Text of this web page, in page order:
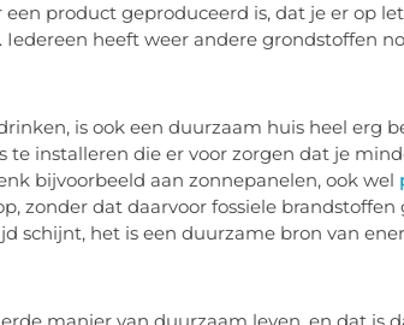
product geproduceerd is, dat je er op
heeft weer andere grondstoffen
is ook een duurzaam huis heel erg
te installeren die er voor zorgen dat je
bijvoorbeeld aan zonnepanelen, ook wel
zonder dat daarvoor fossiele
schijnt, het is een duurzame bron van